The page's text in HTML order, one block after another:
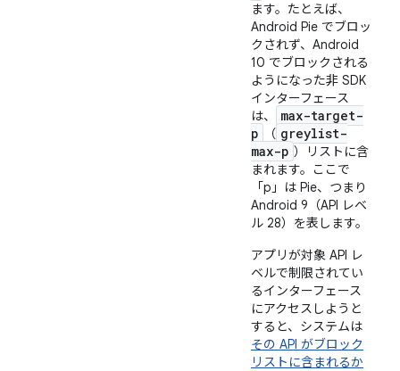
ます。たとえば、
Android Pie でブロッ
クされず、Android
10 でブロックされる
ようになった非 SDK
インターフェース
は、
max-target-
p
（ greylist-
max-p ）リストに含
まれます。ここで
「p」は Pie、つまり
Android 9（API レベ
ル 28）を表します。
アプリが対象 API レ
ベルで制限されてい
るインターフェース
にアクセスしようと
すると、システムは
その API がブロック
リストに含まれるか